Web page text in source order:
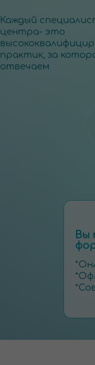
Вы
Каждый
центра- это
практик, за
отвечаем